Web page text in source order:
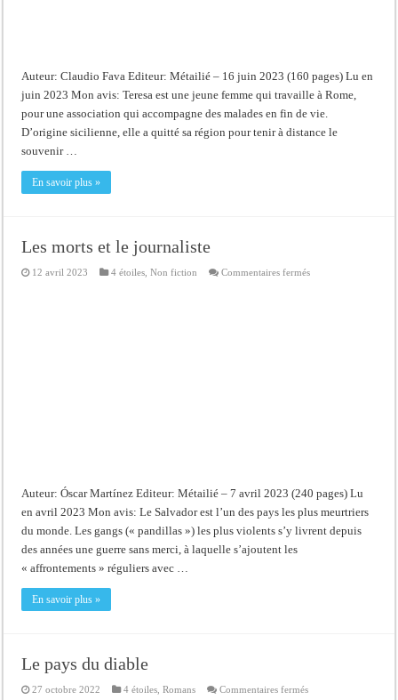
Auteur: Claudio Fava Editeur: Métailié – 16 juin 2023 (160 pages) Lu en
juin 2023 Mon avis: Teresa est une jeune femme qui travaille à Rome,
pour une association qui accompagne des malades en fin de vie.
D’origine sicilienne, elle a quitté sa région pour tenir à distance le
souvenir …
En savoir plus »
Les morts et le journaliste
12 avril 2023 4 étoiles ,Non fiction Commentaires ferméssur
Auteur: Óscar Martínez Editeur: Métailié – 7 avril 2023 (240 pages) Lu
en avril 2023 Mon avis: Le Salvador est l’un des pays les plus meurtriers
du monde. Les gangs (« pandillas ») les plus violents s’y livrent depuis
des années une guerre sans merci, à laquelle s’ajoutent les
« affrontements » réguliers avec …
En savoir plus »
Le pays du diable
27 octobre 2022 4 étoiles,Romans Commentaires ferméssur